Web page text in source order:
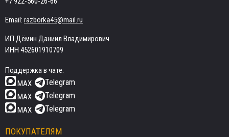
Email: razborka45@mail.ru
ИП Дёмин Даниил Владимирович
ИНН 452601910709
Поддержка в чате:
MAX
Telegram
MAX Telegram
MAX Telegram
ПОКУПАТЕЛЯМ